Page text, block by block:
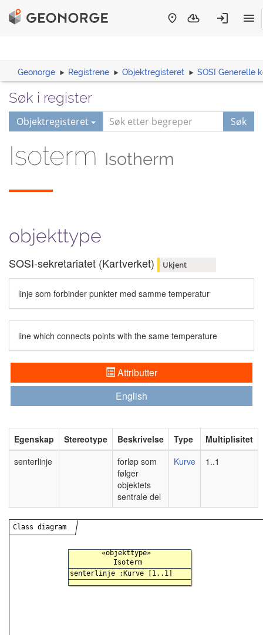
Geonorge Registrene Objektregisteret SOSI Generelle
Søk i register
Objektregisteret Søk
Isoterm Isotherm
objekttype
SOSI-sekretariatet (Kartverket) Ukjent
linje som forbinder punkter med samme temperatur
line which connects points with the same temperature
Attributter
English
Egenskap Stereotype Beskrivelse Type
Multiplisitet
senterlinje
forløp som
følger
objektets
sentrale del
Kurve 1..1